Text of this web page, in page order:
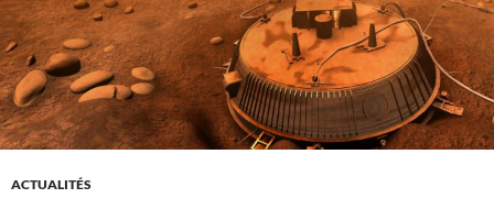
ACTUALITÉS